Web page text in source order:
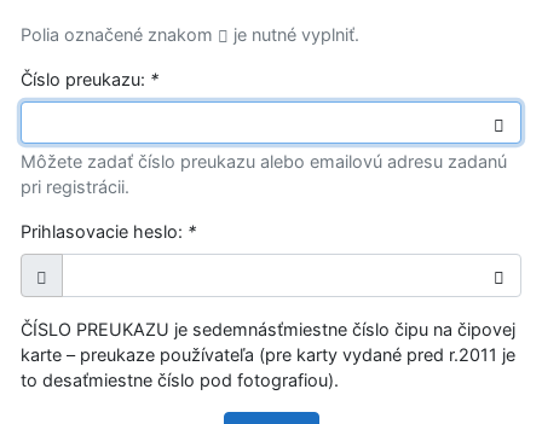
Polia označené znakom je nutné vyplniť.
Číslo preukazu: *
Môžete zadať číslo preukazu alebo emailovú adresu zadanú
pri registrácii.
Prihlasovacie heslo: *
ČÍSLO PREUKAZU je sedemnásťmiestne číslo čipu na čipovej
karte – preukaze používateľa (pre karty vydané pred r.2011 je
to desaťmiestne číslo pod fotografiou).